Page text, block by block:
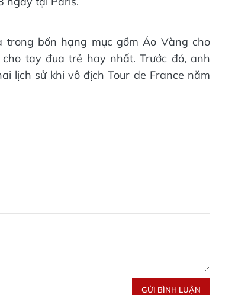
bốn hạng mục gồm Áo Vàng cho
tay đua trẻ hay nhất. Trước đó, anh
lịch sử khi vô địch Tour de France năm
GỬI BÌNH LUẬN